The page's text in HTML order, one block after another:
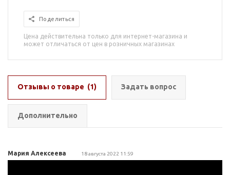
Поделиться
Цена действительна только для интернет-магазина и
может отличаться от цен в розничных магазинах
Отзывы о товаре (1) Задать вопрос
Дополнительно
Мария Алексеева 18 августа 2022 11:59